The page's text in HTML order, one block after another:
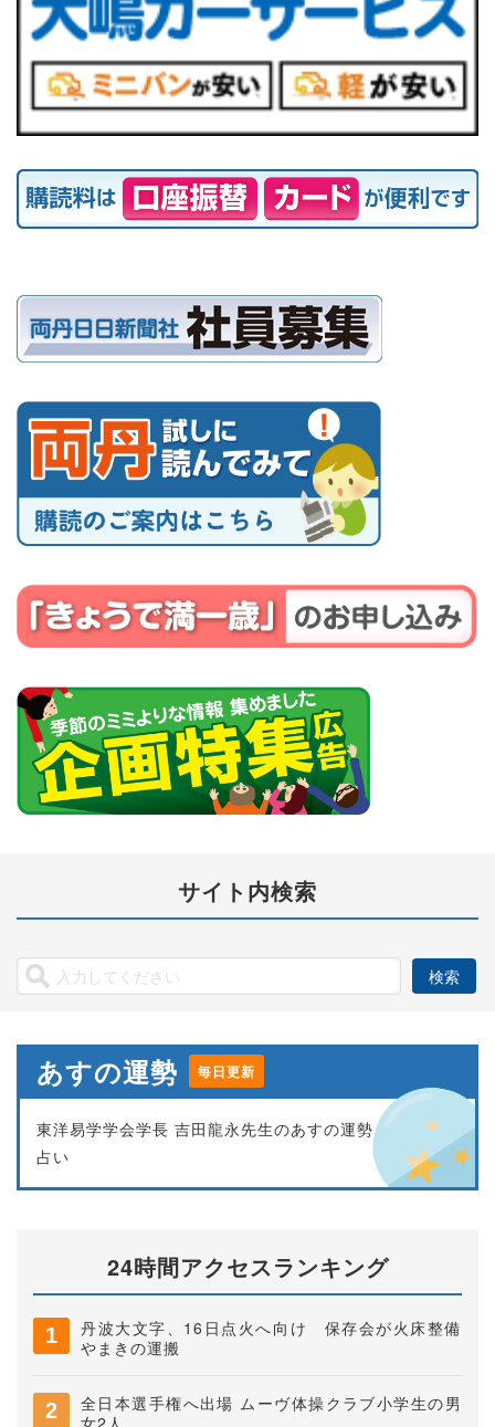
サイト内検索
あすの運勢 毎日更新
東洋易学学会学長 吉田龍永先生のあすの運勢
占い
24時間アクセスランキング
丹波大文字、16日点火へ向け 保存会が火床整備
やまきの運搬
全日本選手権へ出場 ムーヴ体操クラブ小学生の男
女2人